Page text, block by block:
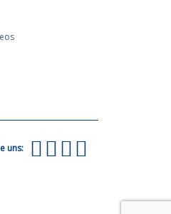
uns: